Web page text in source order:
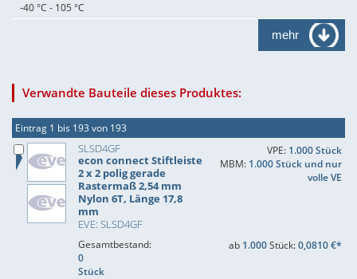
-40 °C - 105 °C
mehr
Verwandte Bauteile dieses Produktes:
Eintrag 1 bis 193 von 193
SLSD4GF
econ connect Stiftleiste
2 x 2 polig gerade
Rastermaß 2,54 mm
Nylon 6T, Länge 17,8
mm
EVE: SLSD4GF
VPE: 1.000 Stück
MBM: 1.000 Stück und nur
volle VE
Gesamtbestand:
0
Stück
ab 1.000Stück:0,0810 €*